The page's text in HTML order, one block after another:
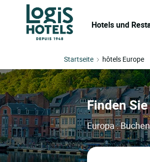
Hotels und
Startseite hôtels Europe
Finden
Europa :